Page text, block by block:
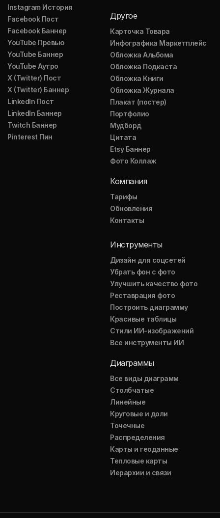
Instagram История
Facebook Пост
Facebook Баннер
YouTube Превью
YouTube Баннер
YouTube Аутро
X (Twitter) Пост
X (Twitter) Баннер
LinkedIn Пост
LinkedIn Баннер
Twitch Баннер
Pinterest Пин
Другое
Карточка Товара
Инфографика Маркетплейс
Обложка Альбома
Обложка Подкаста
Обложка Книги
Обложка Журнала
Плакат (постер)
Портфолио
Мудборд
Цитата
Etsy Баннер
Фото Коллаж
Компания
Тарифы
Обновления
Контакты
Инструменты
Дизайн для соцсетей
Убрать фон с фото
Улучшить качество фото
Реставрация фото
Построить диаграмму
Красивые таблицы
Стили ИИ-изображений
Все инструменты ИИ
Диаграммы
Все виды диаграмм
Столбчатые
Линейные
Круговые и доли
Точечные
Распределения
Карты и геоданные
Тепловые карты
Иерархии и связи